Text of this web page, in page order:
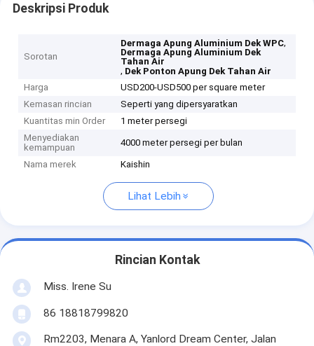
Deskripsi Produk
Sorotan
Dermaga Apung Aluminium Dek WPC,
Dermaga Apung Aluminium Dek
Tahan Air
, Dek Ponton Apung Dek Tahan Air
Harga
USD200-USD500 per square meter
Kemasan rincian
Seperti yang dipersyaratkan
Kuantitas min Order
1 meter persegi
Menyediakan
kemampuan
4000 meter persegi per bulan
Nama merek Kaishin
Lihat Lebih
Rincian Kontak
Miss. Irene Su
86 18818799820
Rm2203, Menara A, Yanlord Dream Center, Jalan